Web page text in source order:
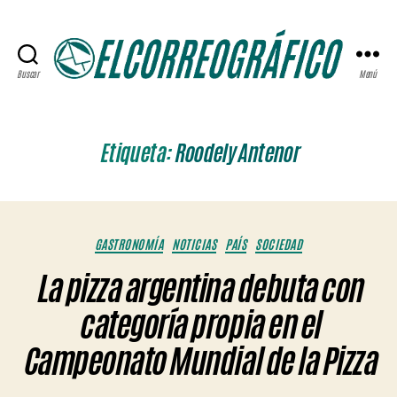
Buscar Menú
Etiqueta:Roodely Antenor
Categorías
GASTRONOMÍA NOTICIAS PAÍS SOCIEDAD
La pizza argentina debuta con
categoría propia en el
Campeonato Mundial de la Pizza